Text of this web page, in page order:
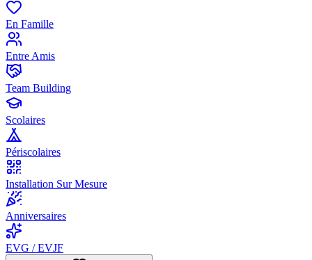
En Famille
Entre Amis
Team Building
Scolaires
Périscolaires
Installation Sur Mesure
Anniversaires
EVG / EVJF